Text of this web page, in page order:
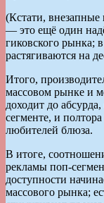
(Кстати, внезапные
— это ещё один
гиковского рынка;
растягиваются на
Итого,
массовом рынке и
доходит до
сегменте, и
любителей блюза.
В итоге,
рекламы поп-
доступности
массового рынка;